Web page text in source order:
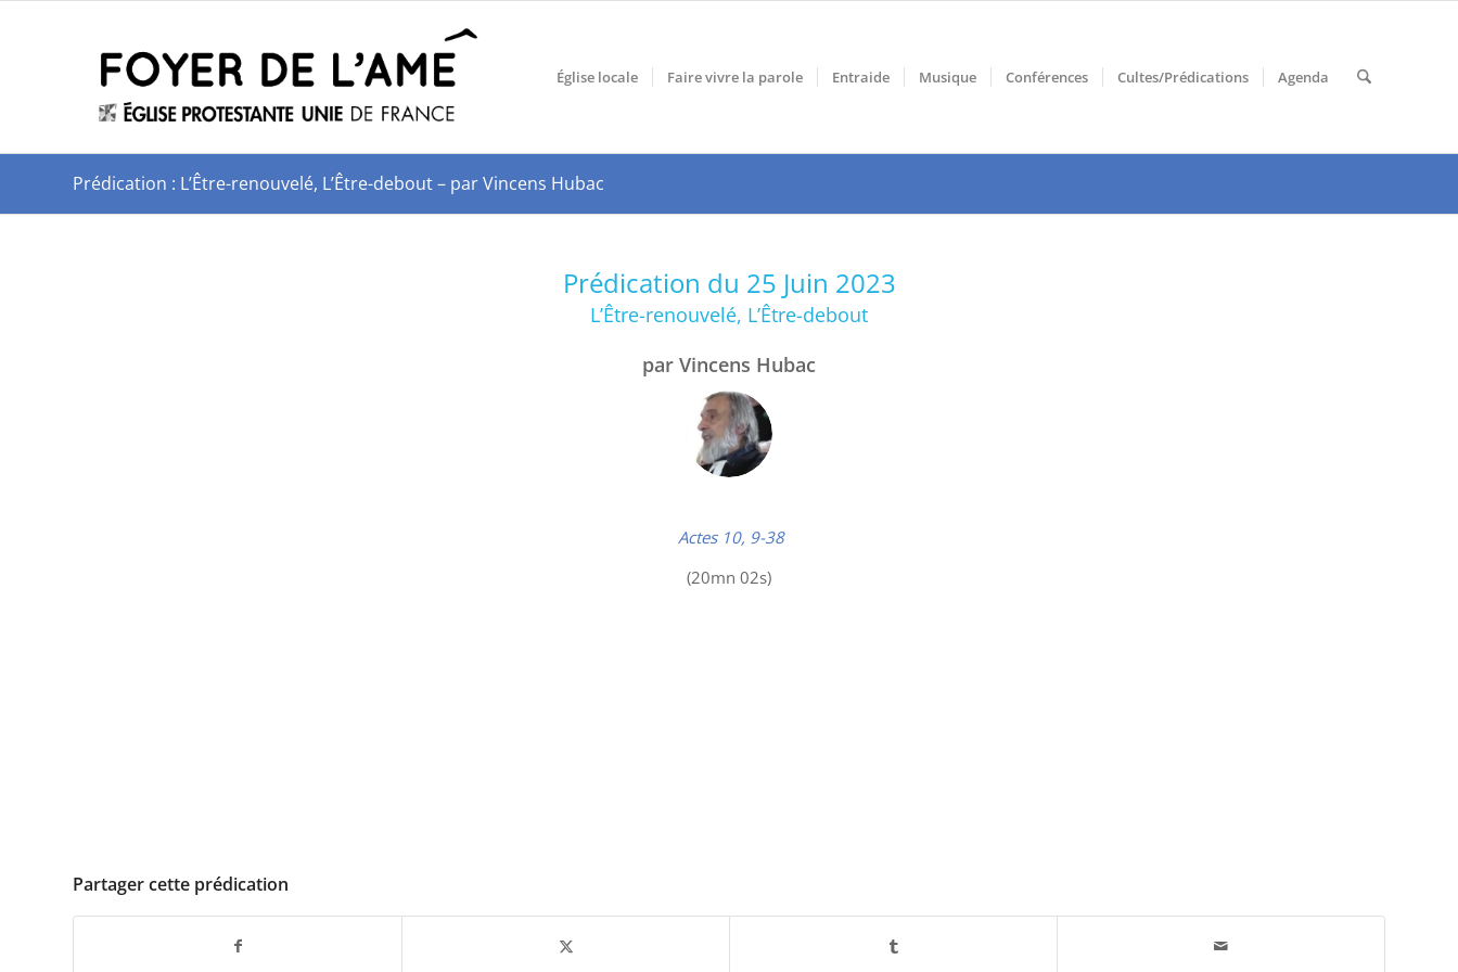
Église locale Faire vivre la parole Entraide Musique Conférences Cultes/Prédications Agenda
Prédication : L’Être-renouvelé, L’Être-debout – par Vincens Hubac
Prédication du 25 Juin 2023
L’Être-renouvelé, L’Être-debout
par Vincens Hubac
Actes 10, 9-38
(20mn 02s)
Partager cette prédication